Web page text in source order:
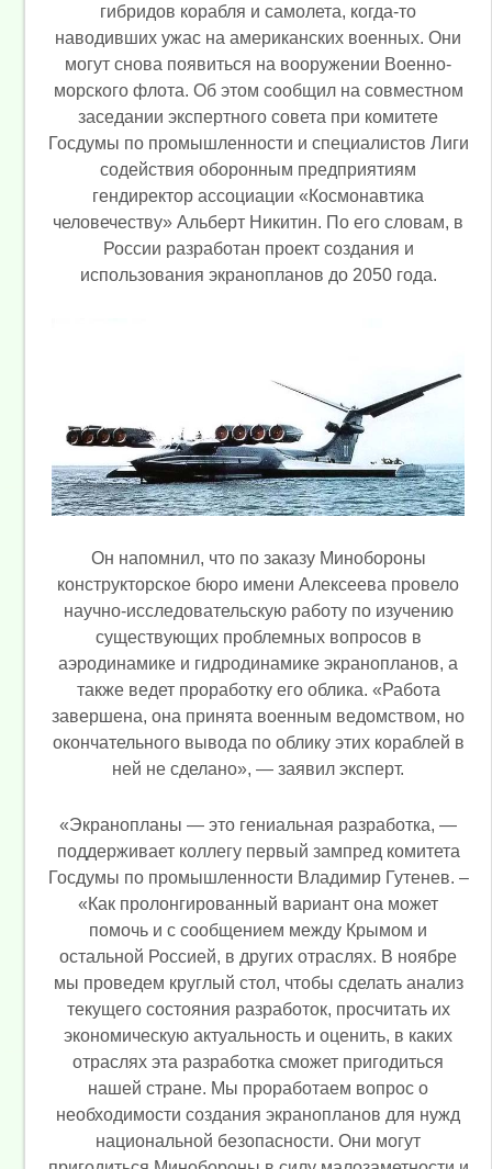
гибридов корабля и самолета, когда-то
наводивших ужас на американских военных. Они
могут снова появиться на вооружении Военно-
морского флота. Об этом сообщил на совместном
заседании экспертного совета при комитете
Госдумы по промышленности и специалистов Лиги
содействия оборонным предприятиям
гендиректор ассоциации «Космонавтика
человечеству» Альберт Никитин. По его словам, в
России разработан проект создания и
использования экранопланов до 2050 года.
Он напомнил, что по заказу Минобороны
конструкторское бюро имени Алексеева провело
научно-исследовательскую работу по изучению
существующих проблемных вопросов в
аэродинамике и гидродинамике экранопланов, а
также ведет проработку его облика. «Работа
завершена, она принята военным ведомством, но
окончательного вывода по облику этих кораблей в
ней не сделано», — заявил эксперт.
«Экранопланы — это гениальная разработка, —
поддерживает коллегу первый зампред комитета
Госдумы по промышленности Владимир Гутенев. –
«Как пролонгированный вариант она может
помочь и с сообщением между Крымом и
остальной Россией, в других отраслях. В ноябре
мы проведем круглый стол, чтобы сделать анализ
текущего состояния разработок, просчитать их
экономическую актуальность и оценить, в каких
отраслях эта разработка сможет пригодиться
нашей стране. Мы проработаем вопрос о
необходимости создания экранопланов для нужд
национальной безопасности. Они могут